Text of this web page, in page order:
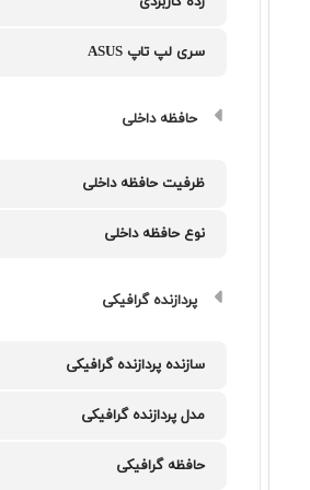
سری لپ تاپ ASUS
حافظه داخلی
ظرفیت حافظه داخلی
نوع حافظه داخلی
پردازنده گرافیکی
سازنده پردازنده گرافیکی
مدل پردازنده گرافیکی
حافظه گرافیکی